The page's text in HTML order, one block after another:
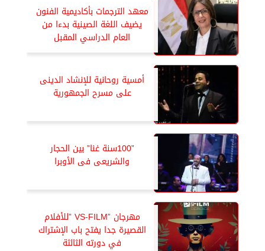
معهد الترجمات بأكاديمية الفنون
يضيف اللغة الصينية بدءا من
العام الدراسي المقبل
أمسية روحانية للإنشاد الدينى
على مسرح الجمهورية
”100سنة غنا” بين الحجار
والشريعى فى الأوبرا
مهرجان ”VS-FILM ”للأفلام
القصيرة جدا يفتح باب الإشتراك
في دورته الثالثة